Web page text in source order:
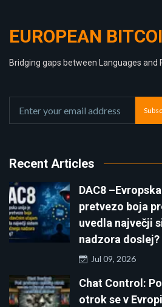
EUROPEAN
Bridging gaps between Languages and
Recent Articles
DAC8
pretvezo boja
uvedla največji
nadzora doslej?
Jul 09, 2026
Chat Control:
otrok se v